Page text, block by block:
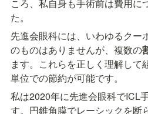
ころ、私自身も手術前は費用に
た。
先進会眼科には、いわゆるクー
のものはありませんが、複数の
ます。これらを正しく理解して
単位での節約が可能です。
私は2020年に先進会眼科でICL
す。円錐角膜でレーシックを断